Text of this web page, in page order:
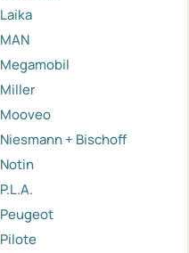
Laika
MAN
Megamobil
Miller
Mooveo
Niesmann + Bischoff
Notin
P.L.A.
Peugeot
Pilote